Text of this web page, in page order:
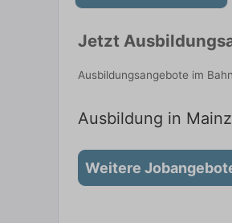
Jetzt
Ausbildungsangebote im
Ausbildung in
Weitere